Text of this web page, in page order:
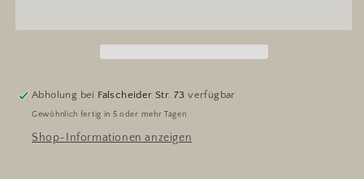
Abholung bei Falscheider Str. 73 verfügbar
Gewöhnlich fertig in 5 oder mehr Tagen
Shop-Informationen anzeigen